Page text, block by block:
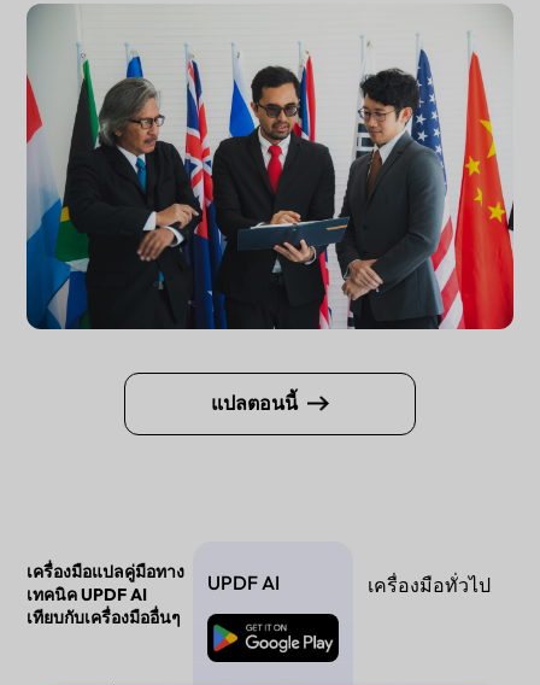
แปลตอนนี้
เครื่องมือแปลคู่มือทาง
เทคนิค UPDF AI
เทียบกับเครื่องมืออื่นๆ
UPDF AI
ดาวน์โหลดฟรี
เครื่องมือทั่วไป